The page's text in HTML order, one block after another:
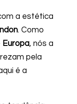
a estética
. Como
Europa, nós a
pela
é a